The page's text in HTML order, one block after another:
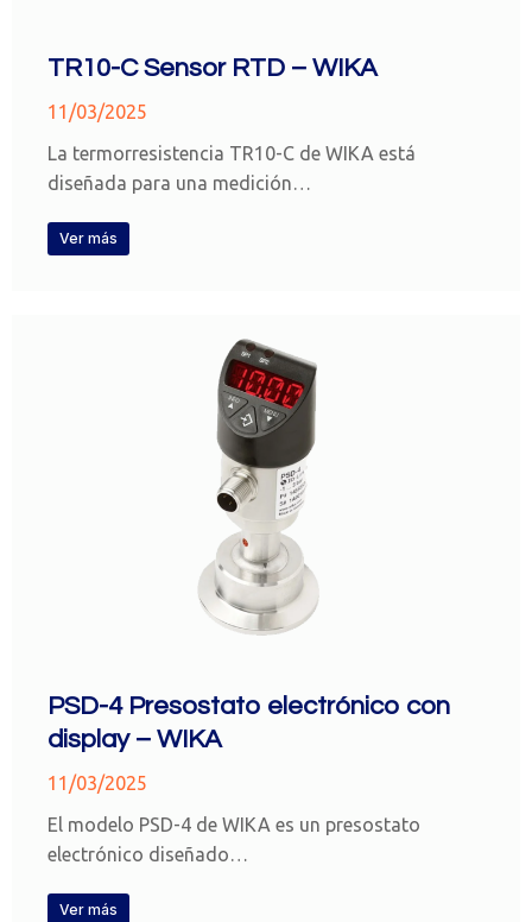
TR10-C Sensor RTD – WIKA
11/03/2025
La termorresistencia TR10-C de WIKA está
diseñada para una medición…
Ver más
PSD-4 Presostato electrónico con
display – WIKA
11/03/2025
El modelo PSD-4 de WIKA es un presostato
electrónico diseñado…
Ver más